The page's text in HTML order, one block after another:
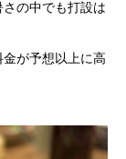
の中でも打設は
が予想以上に高